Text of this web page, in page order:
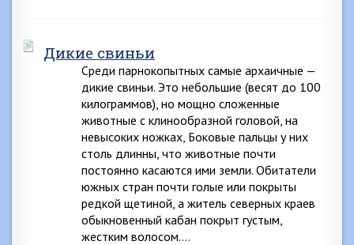
Дикие свиньи
Среди парнокопытных самые архаичные —
дикие свиньи. Это небольшие (весят до 100
килограммов), но мощно сложенные
животные с клинообразной головой, на
невысоких ножках, Боковые пальцы у них
столь длинны, что животные почти
постоянно касаются ими земли. Обитатели
южных стран почти голые или покрыты
редкой щетиной, а житель северных краев
обыкновенный кабан покрыт густым,
жестким волосом….